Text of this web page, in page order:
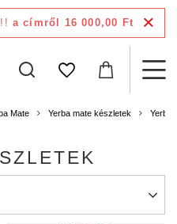
a címről 16 000,00 Ft
Mate Yerba mate készletek Yerba